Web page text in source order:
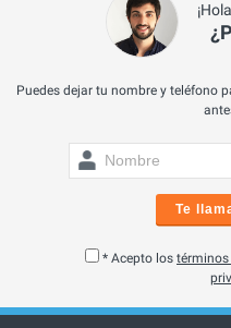
Puedes dejar tu nombre y teléfono
Te
* Acepto los